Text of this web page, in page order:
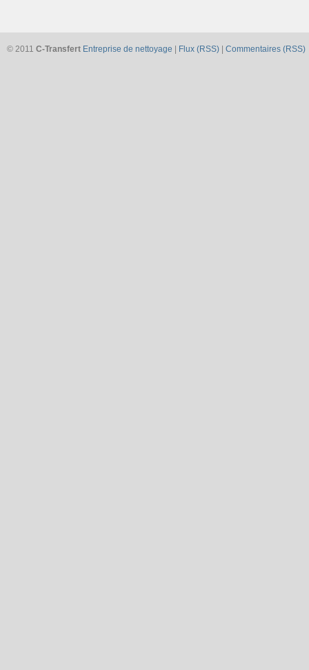
© 2011 C-Transfert Entreprise de nettoyage Flux (RSS) Commentaires (RSS)